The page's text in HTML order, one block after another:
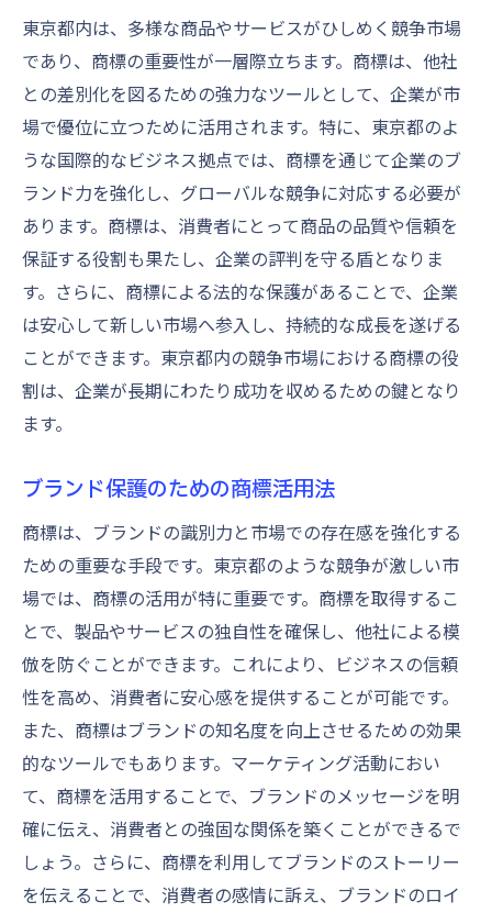
東京都内は、多様な商品やサービスがひしめく競争市場
であり、商標の重要性が一層際立ちます。商標は、他社
との差別化を図るための強力なツールとして、企業が市
場で優位に立つために活用されます。特に、東京都のよ
うな国際的なビジネス拠点では、商標を通じて企業のブ
ランド力を強化し、グローバルな競争に対応する必要が
あります。商標は、消費者にとって商品の品質や信頼を
保証する役割も果たし、企業の評判を守る盾となりま
す。さらに、商標による法的な保護があることで、企業
は安心して新しい市場へ参入し、持続的な成長を遂げる
ことができます。東京都内の競争市場における商標の役
割は、企業が長期にわたり成功を収めるための鍵となり
ます。
ブランド保護のための商標活用法
商標は、ブランドの識別力と市場での存在感を強化する
ための重要な手段です。東京都のような競争が激しい市
場では、商標の活用が特に重要です。商標を取得するこ
とで、製品やサービスの独自性を確保し、他社による模
倣を防ぐことができます。これにより、ビジネスの信頼
性を高め、消費者に安心感を提供することが可能です。
また、商標はブランドの知名度を向上させるための効果
的なツールでもあります。マーケティング活動におい
て、商標を活用することで、ブランドのメッセージを明
確に伝え、消費者との強固な関係を築くことができるで
しょう。さらに、商標を利用してブランドのストーリー
を伝えることで、消費者の感情に訴え、ブランドのロイ